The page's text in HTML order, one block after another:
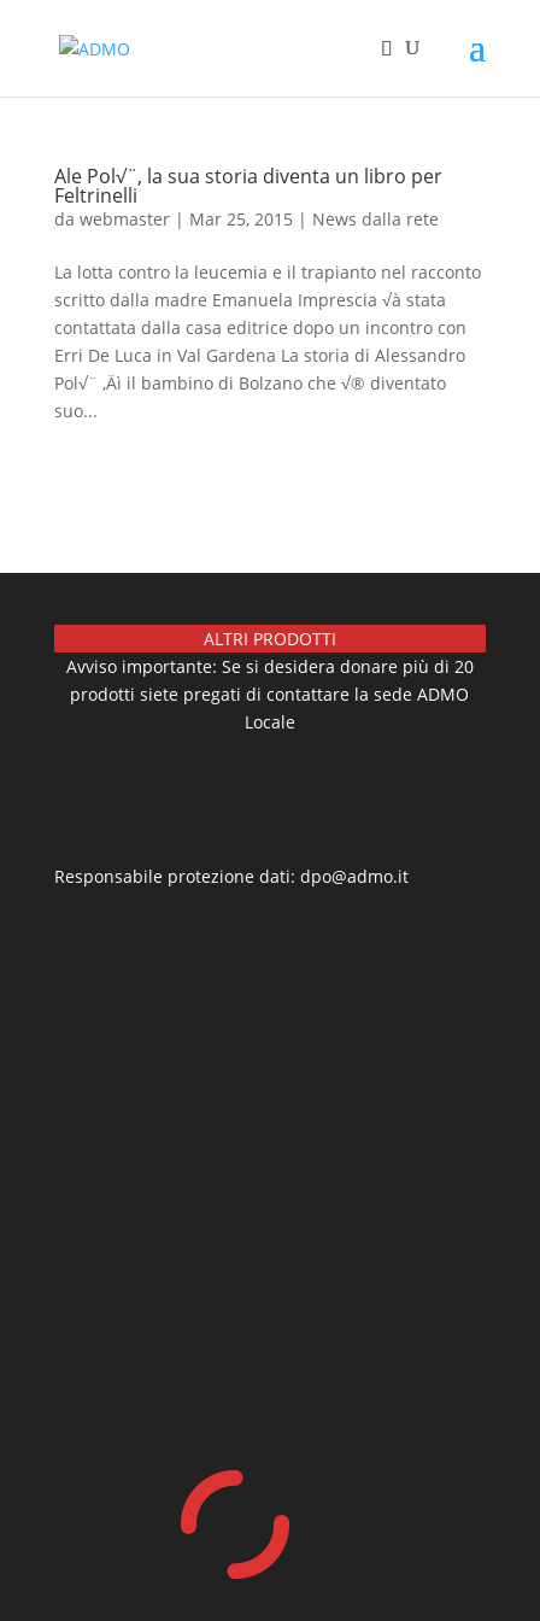
Ale Pol√¨, la sua storia diventa un libro per
Feltrinelli
da webmaster| Mar 25, 2015 | News dalla rete
La lotta contro la leucemia e il trapianto nel racconto
scritto dalla madre Emanuela Imprescia √à stata
contattata dalla casa editrice dopo un incontro con
Erri De Luca in Val Gardena La storia di Alessandro
Pol√¨ ‚Äì il bambino di Bolzano che √® diventato
suo...
ALTRI PRODOTTI
Avviso importante: Se si desidera donare più di 20
prodotti siete pregati di contattare la sede ADMO
Locale
Responsabile protezione dati: dpo@admo.it